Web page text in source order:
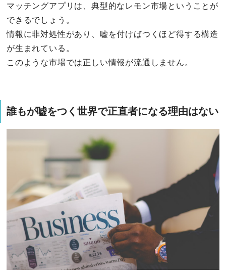
マッチングアプリは、典型的なレモン市場ということが
できるでしょう。
情報に非対処性があり、嘘を付けばつくほど得する構造
が生まれている。
このような市場では正しい情報が流通しません。
誰もが嘘をつく世界で正直者になる理由はない